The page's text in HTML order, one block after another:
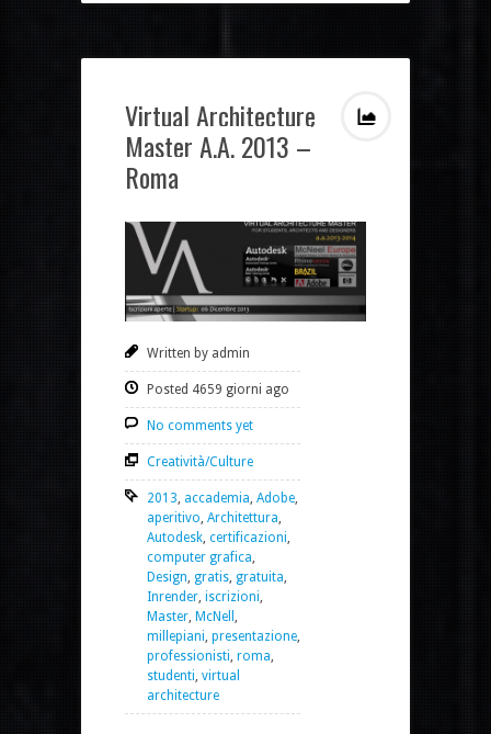
Virtual Architecture
Master A.A. 2013 –
Roma
Written by admin
Posted 4659 giorni ago
No comments yet
Creatività/Culture
2013, accademia, Adobe,
aperitivo, Architettura,
Autodesk, certificazioni,
computer grafica,
Design, gratis, gratuita,
Inrender, iscrizioni,
Master, McNell ,
millepiani, presentazione,
professionisti, roma,
studenti, virtual
architecture